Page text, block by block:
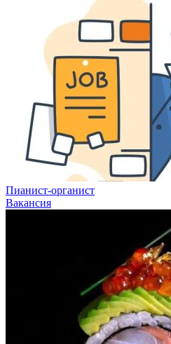
Пианист-органист
Вакансия